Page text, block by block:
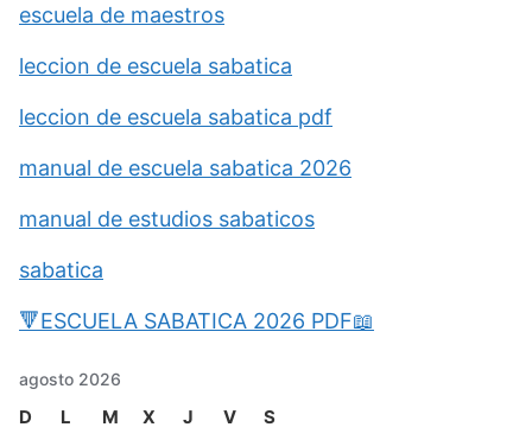
escuela de maestros
leccion de escuela sabatica
leccion de escuela sabatica pdf
manual de escuela sabatica 2026
manual de estudios sabaticos
sabatica
🔻ESCUELA SABATICA 2026 PDF📖
agosto 2026
D L M X J V S